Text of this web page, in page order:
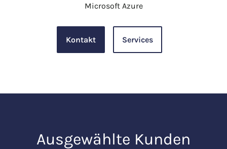
Microsoft Azure
Kontakt Services
Ausgewählte Kunden